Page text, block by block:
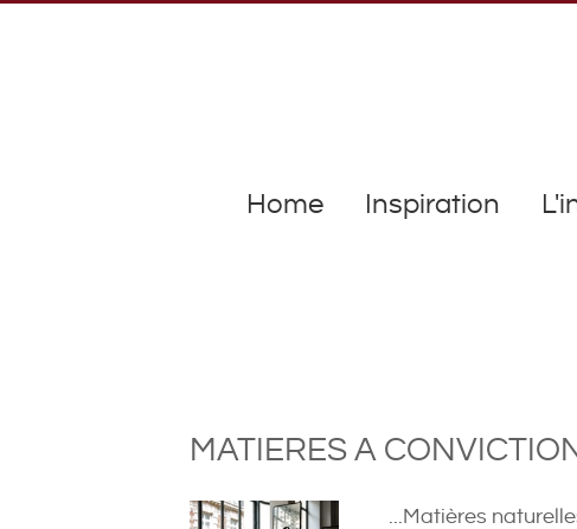
Home Inspiration
MATIERES A
...Matières